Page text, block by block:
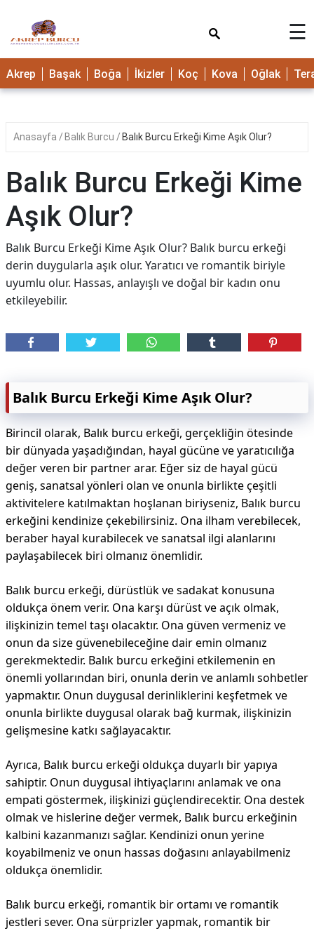
☰
Akrep Başak Boğa İkizler Koç Kova Oğlak
Anasayfa Balık Burcu Balık Burcu Erkeği Kime Aşık Olur?
Balık Burcu Erkeği Kime
Aşık Olur?
Balık Burcu Erkeği Kime Aşık Olur? Balık burcu erkeği
derin duygularla aşık olur. Yaratıcı ve romantik biriyle
uyumlu olur. Hassas, anlayışlı ve doğal bir kadın onu
etkileyebilir.
Balık Burcu Erkeği Kime Aşık Olur?
Birincil olarak, Balık burcu erkeği, gerçekliğin ötesinde
bir dünyada yaşadığından, hayal gücüne ve yaratıcılığa
değer veren bir partner arar. Eğer siz de hayal gücü
geniş, sanatsal yönleri olan ve onunla birlikte çeşitli
aktivitelere katılmaktan hoşlanan biriyseniz, Balık burcu
erkeğini kendinize çekebilirsiniz. Ona ilham verebilecek,
beraber hayal kurabilecek ve sanatsal ilgi alanlarını
paylaşabilecek biri olmanız önemlidir.
Balık burcu erkeği, dürüstlük ve sadakat konusuna
oldukça önem verir. Ona karşı dürüst ve açık olmak,
ilişkinizin temel taşı olacaktır. Ona güven vermeniz ve
onun da size güvenebileceğine dair emin olmanız
gerekmektedir. Balık burcu erkeğini etkilemenin en
önemli yollarından biri, onunla derin ve anlamlı sohbetler
yapmaktır. Onun duygusal derinliklerini keşfetmek ve
onunla birlikte duygusal olarak bağ kurmak, ilişkinizin
gelişmesine katkı sağlayacaktır.
Ayrıca, Balık burcu erkeği oldukça duyarlı bir yapıya
sahiptir. Onun duygusal ihtiyaçlarını anlamak ve ona
empati göstermek, ilişkinizi güçlendirecektir. Ona destek
olmak ve hislerine değer vermek, Balık burcu erkeğinin
kalbini kazanmanızı sağlar. Kendinizi onun yerine
koyabilmeniz ve onun hassas doğasını anlayabilmeniz
oldukça önemlidir.
Balık burcu erkeği, romantik bir ortamı ve romantik
jestleri sever. Ona sürprizler yapmak, romantik bir